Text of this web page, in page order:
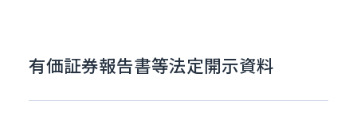
有価証券報告書等法定開示資料